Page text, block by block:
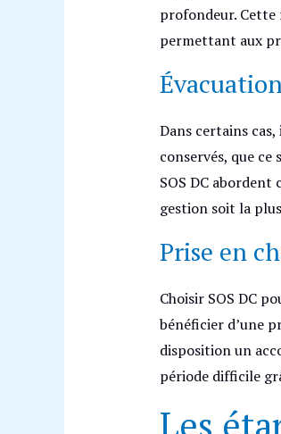
profondeur. Cette
permettant aux
Dans certains
conservés, que
SOS DC
gestion soit la
Prise en
Choisir SOS DC
bénéficier d’une
disposition un
période difficile
Les